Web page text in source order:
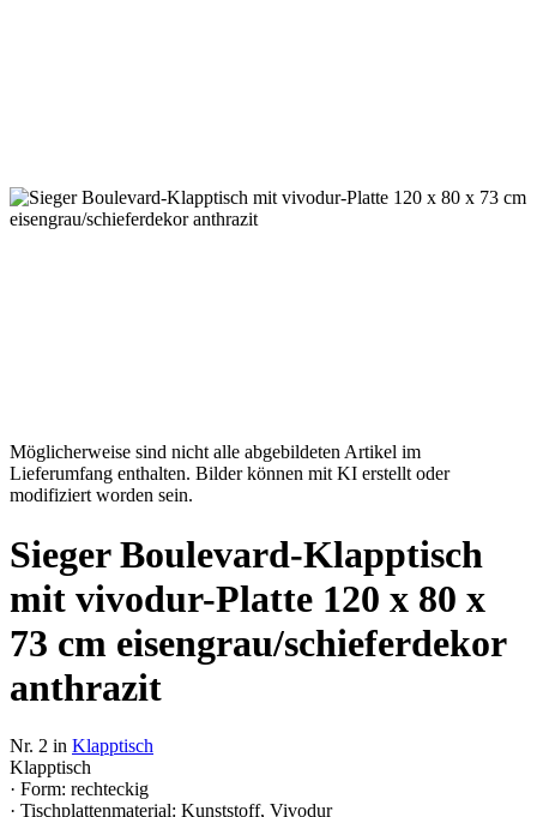
Möglicherweise sind nicht alle abgebildeten Artikel im
Lieferumfang enthalten. Bilder können mit KI erstellt oder
modifiziert worden sein.
Sieger Boulevard-Klapptisch
mit vivodur-Platte 120 x 80 x
73 cm eisengrau/schieferdekor
anthrazit
Nr. 2 in Klapptisch
Klapptisch
· Form: rechteckig
· Tischplattenmaterial: Kunststoff, Vivodur